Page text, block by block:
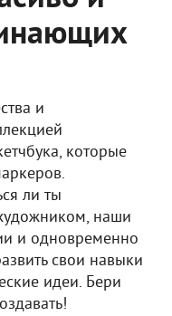
и
которые
ли ты
наши
и одновременно
свои навыки
идеи. Бери